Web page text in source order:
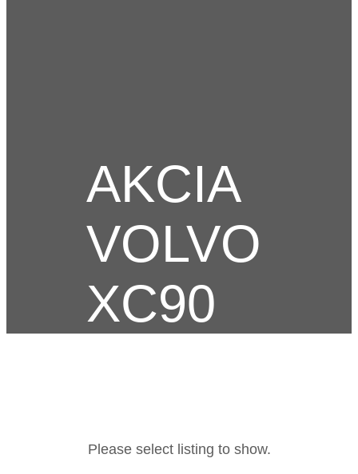
AKCIA
VOLVO
XC90
Please select listing to show.